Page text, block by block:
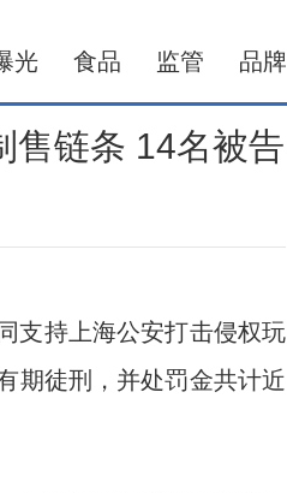
光 食品 监管 品牌
售链条 14名被告
支持上海公安打击侵权玩
期徒刑，并处罚金共计近